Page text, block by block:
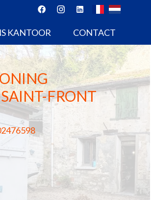
KANTOOR CONTACT
FRONT